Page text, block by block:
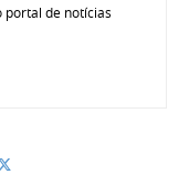
portal de notícias